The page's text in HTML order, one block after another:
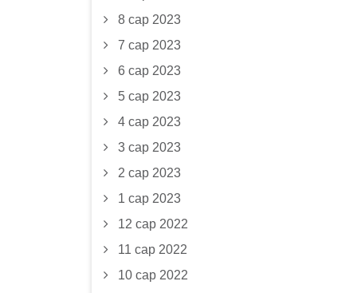
8 сар 2023
7 сар 2023
6 сар 2023
5 сар 2023
4 сар 2023
3 сар 2023
2 сар 2023
1 сар 2023
12 сар 2022
11 сар 2022
10 сар 2022